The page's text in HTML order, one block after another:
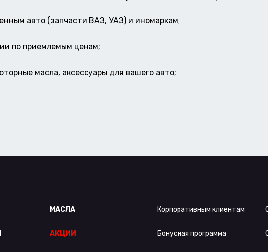
авто (запчасти ВАЗ, УАЗ) и иномаркам;
по приемлемым ценам;
масла, аксессуары для вашего авто;
МАСЛА
АКЦИИ
Корпоративным клиентам
Бонусная программа